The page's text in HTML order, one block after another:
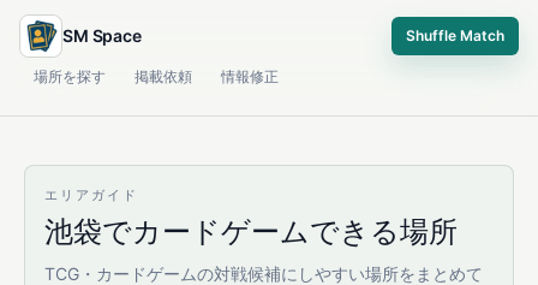
SM Space Shuffle Match
場所を探す 掲載依頼 情報修正
エリアガイド
池袋でカードゲームできる場所
TCG・カードゲームの対戦候補にしやすい場所をまとめて